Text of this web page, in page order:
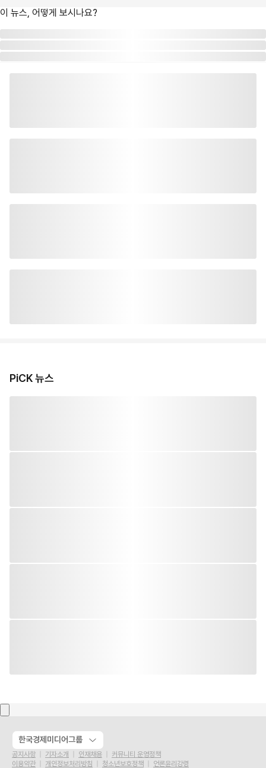
이 뉴스, 어떻게 보시나요?
PiCK 뉴스
한국경제미디어그룹
공지사항 기자소개 인재채용
커뮤니티 운영정책
이용약관
개인정보처리방침 청소년보호정책 언론윤리강령